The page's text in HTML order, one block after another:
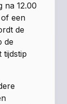
na 12.00
een
de
de
tijdstip